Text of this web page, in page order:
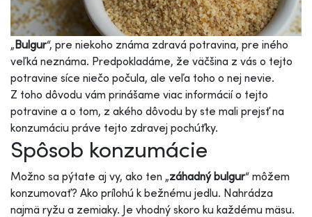
„Bulgur“, pre niekoho známa zdravá potravina, pre iného
veľká neznáma. Predpokladáme, že väčšina z vás o tejto
potravine síce niečo počula, ale veľa toho o nej nevie.
Z toho dôvodu vám prinášame viac informácií o tejto
potravine a o tom, z akého dôvodu by ste mali prejsť na
konzumáciu práve tejto zdravej pochúťky.
Spôsob konzumácie
Možno sa pýtate aj vy, ako ten „záhadný bulgur“ môžem
konzumovať? Ako prílohú k bežnému jedlu. Nahrádza
najmä ryžu a zemiaky. Je vhodný skoro ku každému mäsu.